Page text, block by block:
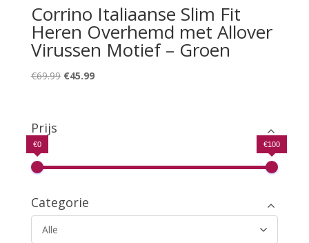
Corrino Italiaanse Slim Fit
Heren Overhemd met Allover
Virussen Motief – Groen
€69.99 Oorspronkelijke
€45.99Huidige
Prijs
€0 €100
Categorie
Alle